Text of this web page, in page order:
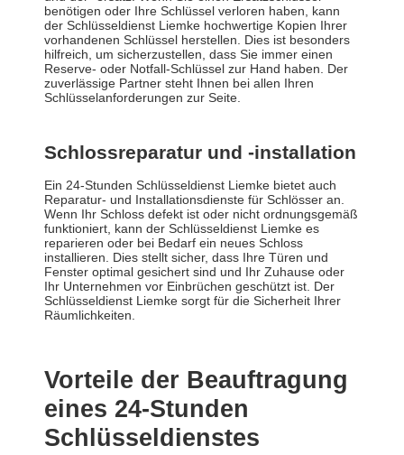
benötigen oder Ihre Schlüssel verloren haben, kann
der Schlüsseldienst Liemke hochwertige Kopien Ihrer
vorhandenen Schlüssel herstellen. Dies ist besonders
hilfreich, um sicherzustellen, dass Sie immer einen
Reserve- oder Notfall-Schlüssel zur Hand haben. Der
zuverlässige Partner steht Ihnen bei allen Ihren
Schlüsselanforderungen zur Seite.
Schlossreparatur und -installation
Ein 24-Stunden Schlüsseldienst Liemke bietet auch
Reparatur- und Installationsdienste für Schlösser an.
Wenn Ihr Schloss defekt ist oder nicht ordnungsgemäß
funktioniert, kann der Schlüsseldienst Liemke es
reparieren oder bei Bedarf ein neues Schloss
installieren. Dies stellt sicher, dass Ihre Türen und
Fenster optimal gesichert sind und Ihr Zuhause oder
Ihr Unternehmen vor Einbrüchen geschützt ist. Der
Schlüsseldienst Liemke sorgt für die Sicherheit Ihrer
Räumlichkeiten.
Vorteile der Beauftragung
eines 24-Stunden
Schlüsseldienstes